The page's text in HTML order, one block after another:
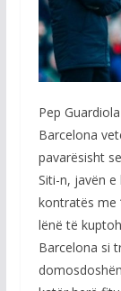
Pep
Barcelona
pavarësisht
Siti-n, javën e
kontratës me
lënë të
Barcelona si